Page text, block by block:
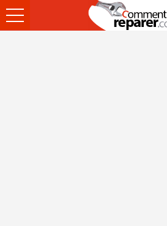
Ouvrir
le